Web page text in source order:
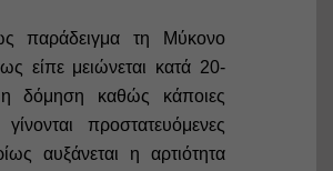
παράδειγμα τη Μύκονο
είπε μειώνεται κατά 20-
δόμηση καθώς κάποιες
γίνονται προστατευόμενες
αυξάνεται η αρτιότητα